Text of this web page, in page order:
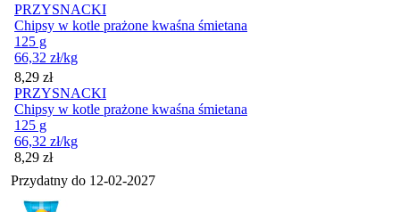
PRZYSNACKI
Chipsy w kotle prażone kwaśna śmietana
125 g
66,32 zł/kg
Cena
8,29 zł
PRZYSNACKI
Chipsy w kotle prażone kwaśna śmietana
125 g
66,32 zł/kg
Cena
8,29 zł
Przydatny do 12-02-2027